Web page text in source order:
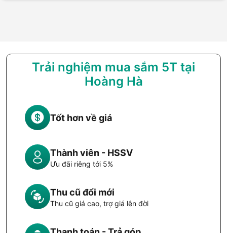
Trải nghiệm mua sắm 5T tại
Hoàng Hà
Tốt hơn về giá
Thành viên - HSSV
Ưu đãi riêng tới 5%
Thu cũ đổi mới
Thu cũ giá cao, trợ giá lên đời